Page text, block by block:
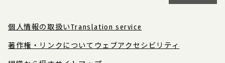
個人情報の取扱いTranslation service
著作権・リンクについて ウェブアクセシビリティ